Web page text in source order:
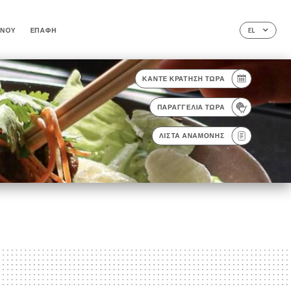
EL
ΕΠΑΦΉ
ΚΆΝΤΕ ΚΡΆΤΗΣΗ ΤΏΡΑ
ΠΑΡΑΓΓΕΛΊΑ ΤΏΡΑ
ΛΊΣΤΑ ΑΝΑΜΟΝΉΣ